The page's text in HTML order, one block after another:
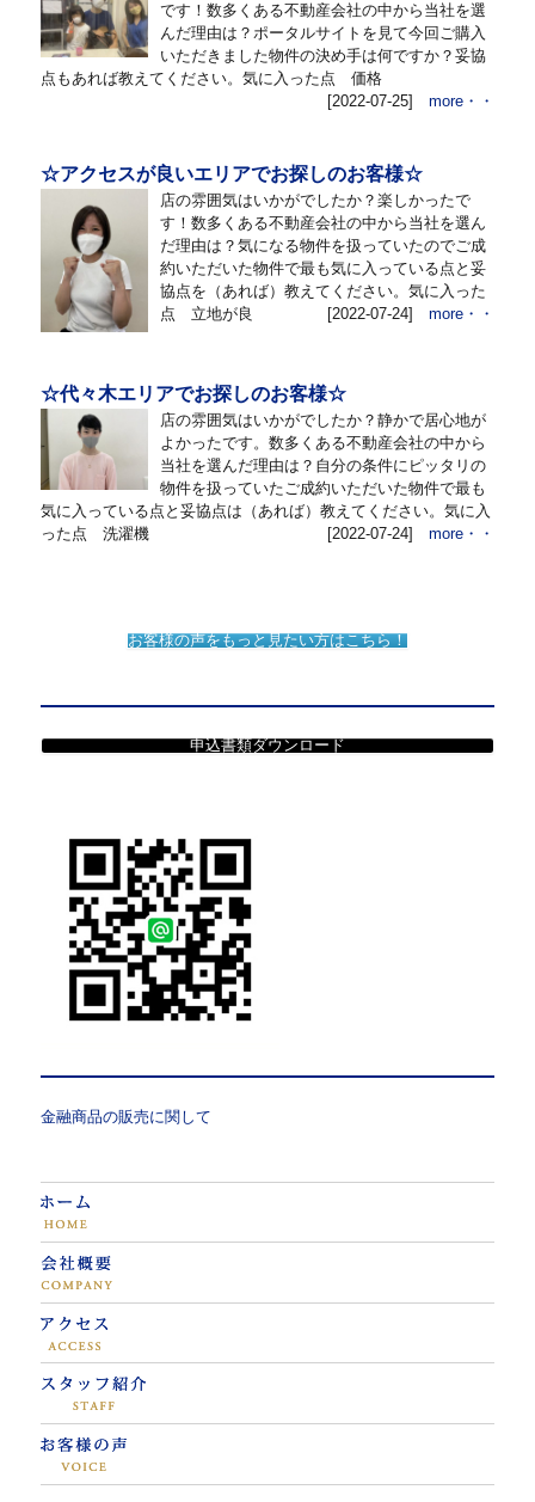
です！数多くある不動産会社の中から当社を選
んだ理由は？ポータルサイトを見て今回ご購入
いただきました物件の決め手は何ですか？妥協
点もあれば教えてください。気に入った点 価格
[2022-07-25] more・・
☆アクセスが良いエリアでお探しのお客様☆
店の雰囲気はいかがでしたか？楽しかったで
す！数多くある不動産会社の中から当社を選ん
だ理由は？気になる物件を扱っていたのでご成
約いただいた物件で最も気に入っている点と妥
協点を（あれば）教えてください。気に入った
点 立地が良
[2022-07-24] more・・
☆代々木エリアでお探しのお客様☆
店の雰囲気はいかがでしたか？静かで居心地が
よかったです。数多くある不動産会社の中から
当社を選んだ理由は？自分の条件にピッタリの
物件を扱っていたご成約いただいた物件で最も
気に入っている点と妥協点は（あれば）教えてください。気に入
った点 洗濯機
[2022-07-24] more・・
お客様の声をもっと見たい方はこちら！
申込書類ダウンロード
金融商品の販売に関して